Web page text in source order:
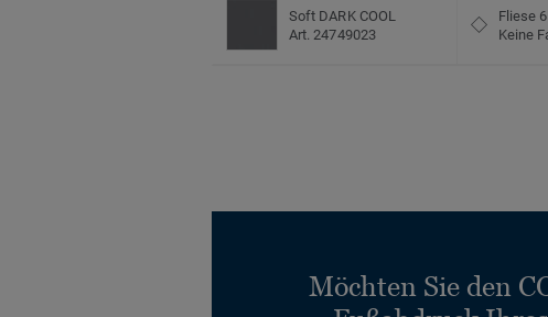
Soft DARK COOL
Art. 24749023
Fliese
Keine
Möchten Sie den